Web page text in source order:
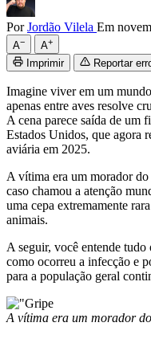
PorJordão Vilela Em
A− A+
Imprimir Reportar
Imagine viver em um
apenas entre aves resolve
A cena parece saída de um
Estados Unidos, que agora
aviária em 2025.
A vítima era um morador do
caso chamou a atenção
uma cepa extremamente
animais.
A seguir, você entende
como ocorreu a infecção e
para a população geral
A vítima era um morador